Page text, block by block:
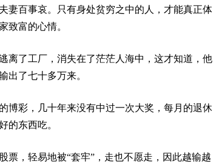
妻百事哀。只有身处贫穷之中的人，才能真正体
致富的心情。
离了工厂，消失在了茫茫人海中，这才知道，他
出了七十多万来。
博彩，几十年来没有中过一次大奖，每月的退休
的东西吃。
票，轻易地被“套牢”，走也不愿走，因此越输越